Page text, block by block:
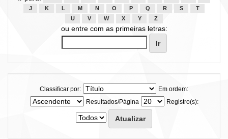
J
K L M N O P Q R S
T
U
V W X Y Z
ou entre com as primeiras letras:
Classificar por:
Em ordem:
Resultados/Página
Registro(s):